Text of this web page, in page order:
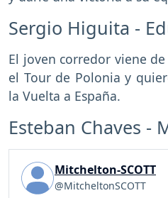
Sergio Higuita -
El joven corredor viene
el Tour de Polonia y
la Vuelta a España.
Esteban Chaves -
Mitchelton-SCOTT
@MitcheltonSCOTT